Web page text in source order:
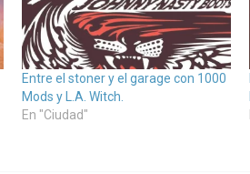
Entre el stoner y el garage con 1000
Mods y L.A. Witch.
En "Ciudad"